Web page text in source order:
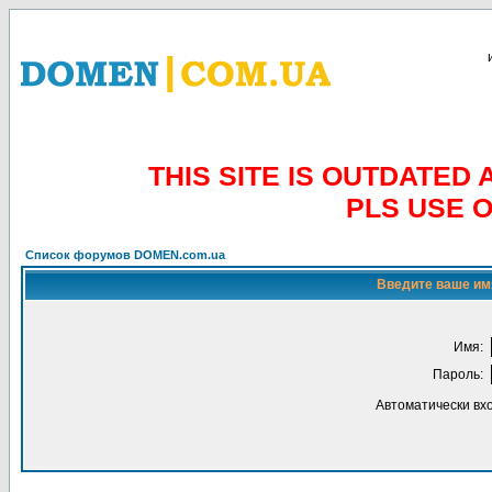
THIS SITE IS OUTDATED
PLS USE
Список форумов DOMEN.com.ua
Введите ваше
Имя:
Пароль:
Автоматически